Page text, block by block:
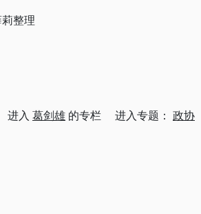
整理
进入 葛剑雄 的专栏 进入专题： 政协